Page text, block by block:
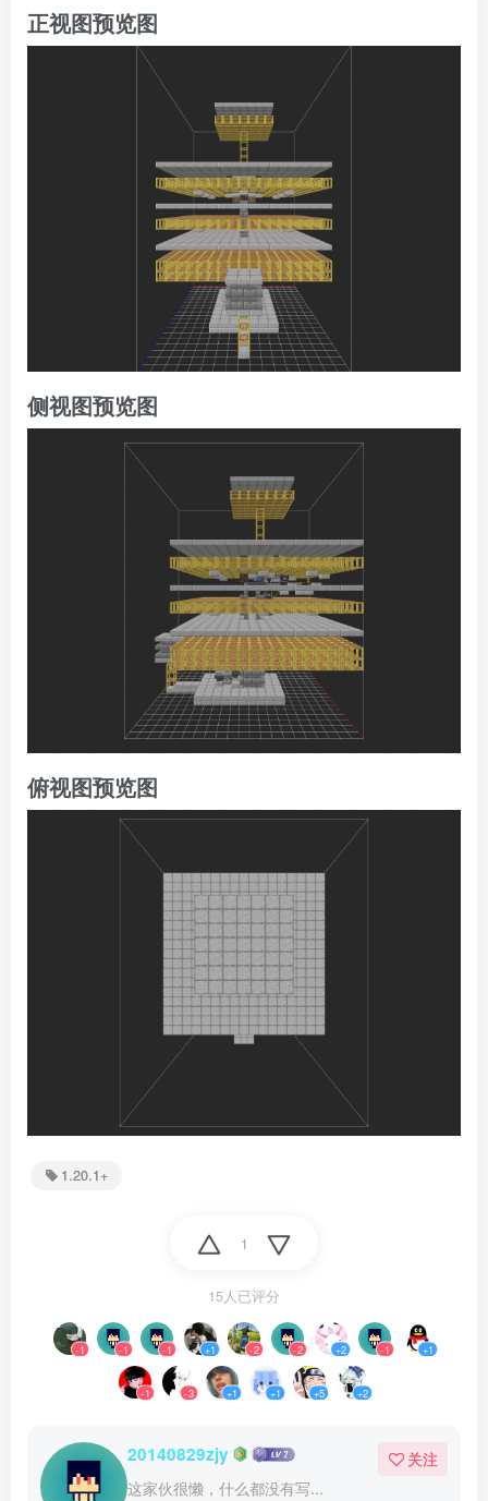
正视图预览图
侧视图预览图
俯视图预览图
1.20.1+
1
15人已评分
-1 -1 -1 +1 -2 -2 +2 -1 +1
-1 -3 +1 +1 +5 +2
20140829zjy
这家伙很懒，什么都没有写...
关注